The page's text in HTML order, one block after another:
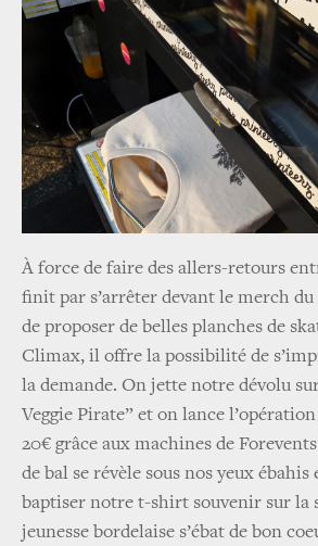
À force de faire des allers-retours
finit par s’arrêter devant le merch
de proposer de belles planches de
Climax, il offre la possibilité de
la demande. On jette notre dévolu
Veggie Pirate” et on lance
20€ grâce aux machines de Forevents
de bal se révèle sous nos yeux
baptiser notre t-shirt souvenir sur la
jeunesse bordelaise s’ébat de bon